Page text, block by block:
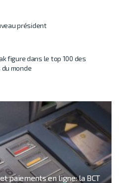
président
figure dans le top 100 des
monde
paiements en ligne: la BCT